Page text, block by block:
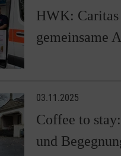
HWK: Caritas
gemeinsame
03.11.2025
Coffee to
und